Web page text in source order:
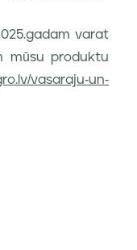
varat
mūsu produktu
vasaraju-un-